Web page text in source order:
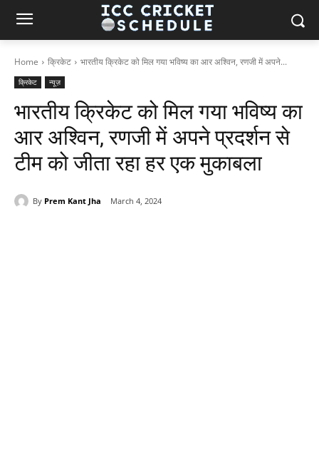
Home क्रिकेट भारतीय क्रिकेट को मिल गया भविष्य का आर अश्विन, रणजी में अपने...
क्रिकेट न्यूज़
भारतीय क्रिकेट को मिल गया भविष्य का
आर अश्विन, रणजी में अपने प्रदर्शन से
टीम को जीता रहा हर एक मुकाबला
By Prem Kant Jha March 4, 2024